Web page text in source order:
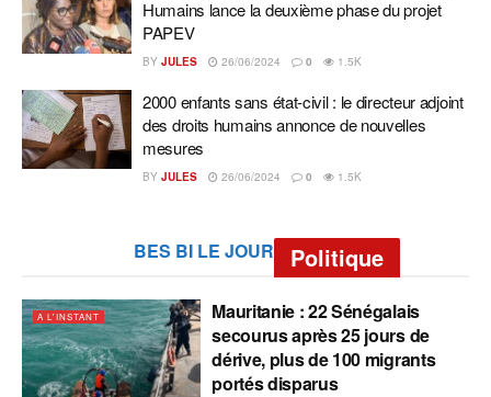
Humains lance la deuxième phase du projet
PAPEV
BY JULES 26/06/2024 0 1.5K
2000 enfants sans état-civil : le directeur adjoint
des droits humains annonce de nouvelles
mesures
BY JULES 26/06/2024 0 1.5K
BES BI LE JOUR Politique
A L'INSTANT
Mauritanie : 22 Sénégalais
secourus après 25 jours de
dérive, plus de 100 migrants
portés disparus